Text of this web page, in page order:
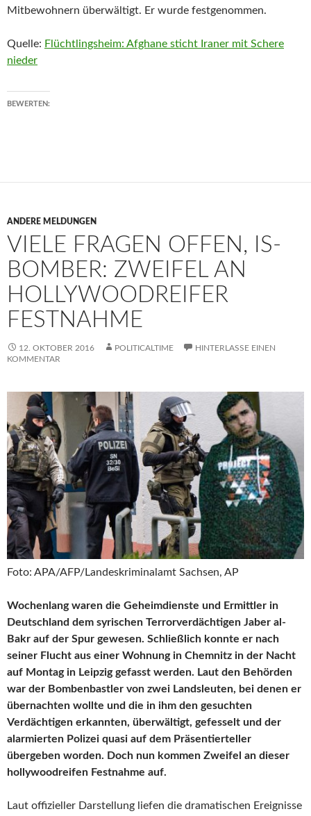
Mitbewohnern überwältigt. Er wurde festgenommen.
Quelle: Flüchtlingsheim: Afghane sticht Iraner mit Schere
nieder
BEWERTEN:
ANDERE MELDUNGEN
VIELE FRAGEN OFFEN, IS-
BOMBER: ZWEIFEL AN
HOLLYWOODREIFER
FESTNAHME
12. OKTOBER 2016 POLITICALTIME
HINTERLASSE EINEN
KOMMENTAR
Foto: APA/AFP/Landeskriminalamt Sachsen, AP
Wochenlang waren die Geheimdienste und Ermittler in
Deutschland dem syrischen Terrorverdächtigen Jaber al-
Bakr auf der Spur gewesen. Schließlich konnte er nach
seiner Flucht aus einer Wohnung in Chemnitz in der Nacht
auf Montag in Leipzig gefasst werden. Laut den Behörden
war der Bombenbastler von zwei Landsleuten, bei denen er
übernachten wollte und die in ihm den gesuchten
Verdächtigen erkannten, überwältigt, gefesselt und der
alarmierten Polizei quasi auf dem Präsentierteller
übergeben worden. Doch nun kommen Zweifel an dieser
hollywoodreifen Festnahme auf.
Laut offizieller Darstellung liefen die dramatischen Ereignisse